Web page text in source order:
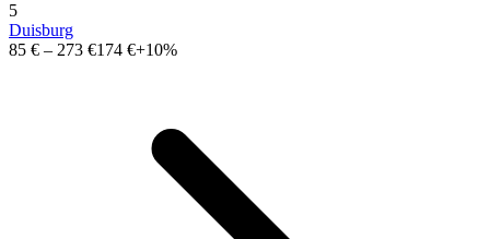
5
Duisburg
85 € – 273 €174 €+10%